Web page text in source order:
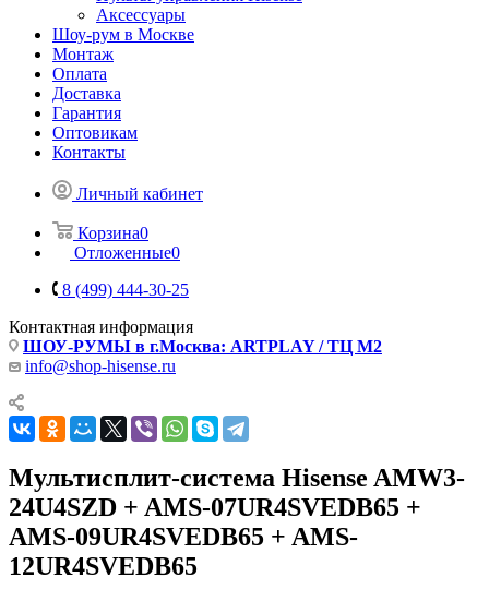
Аксессуары
Шоу-рум в Москве
Монтаж
Оплата
Доставка
Гарантия
Оптовикам
Контакты
Личный кабинет
Корзина0
Отложенные0
8 (499) 444-30-25
Контактная информация
ШОУ-РУМЫ в г.Москва: ARTPLAY / ТЦ М2
info@shop-hisense.ru
Мультисплит-система Hisense AMW3-
24U4SZD + AMS-07UR4SVEDB65 +
AMS-09UR4SVEDB65 + AMS-
12UR4SVEDB65